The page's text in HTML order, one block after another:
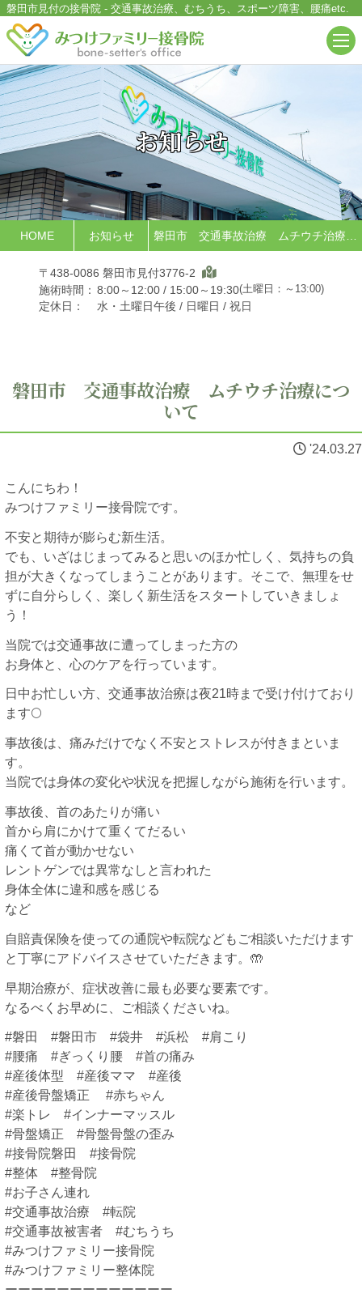
磐田市見付の接骨院 - 交通事故治療、むちうち、スポーツ障害、腰痛etc.
お知らせ
HOME お知らせ
〒438-0086 磐田市見付3776-2
施術時間： 8:00～12:00 / 15:00～19:30(土曜日：～13:00)
定休日： 水・土曜日午後 / 日曜日 / 祝日
磐田市 交通事故治療 ムチウチ治療につ
いて
'24.03.27
こんにちわ！
みつけファミリー接骨院です。
不安と期待が膨らむ新生活。
でも、いざはじまってみると思いのほか忙しく、気持ちの負
担が大きくなってしまうことがあります。そこで、無理をせ
ずに自分らしく、楽しく新生活をスタートしていきましょ
う！
当院では交通事故に遭ってしまった方の
お身体と、心のケアを行っています。
日中お忙しい方、交通事故治療は夜21時まで受け付けており
ます🌕
事故後は、痛みだけでなく不安とストレスが付きまといま
す。
当院では身体の変化や状況を把握しながら施術を行います。
事故後、首のあたりが痛い
首から肩にかけて重くてだるい
痛くて首が動かせない
レントゲンでは異常なしと言われた
身体全体に違和感を感じる
など
自賠責保険を使っての通院や転院などもご相談いただけます
と丁寧にアドバイスさせていただきます。🤲
早期治療が、症状改善に最も必要な要素です。
なるべくお早めに、ご相談くださいね。
#磐田 #磐田市 #袋井 #浜松 #肩こり
#腰痛 #ぎっくり腰 #首の痛み
#産後体型 #産後ママ #産後
#産後骨盤矯正 #赤ちゃん
#楽トレ #インナーマッスル
#骨盤矯正 #骨盤骨盤の歪み
#接骨院磐田 #接骨院
#整体 #整骨院
#お子さん連れ
#交通事故治療 #転院
#交通事故被害者 #むちうち
#みつけファミリー接骨院
#みつけファミリー整体院
ーーーーーーーーーーーーー